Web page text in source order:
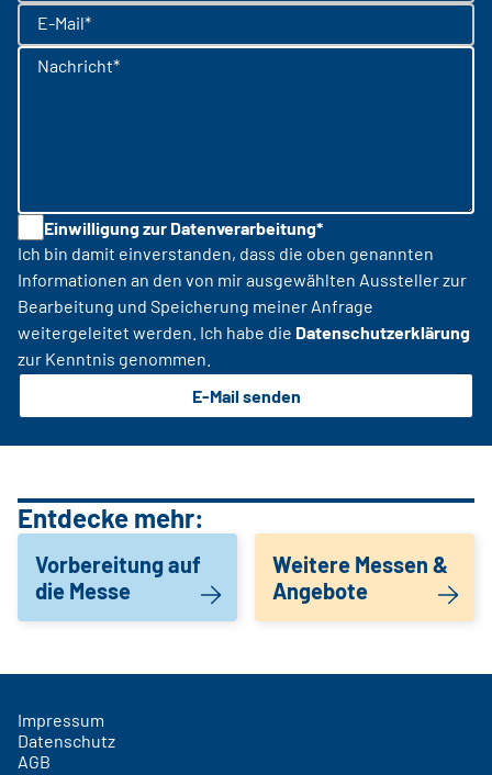
E-Mail*
Nachricht*
Einwilligung zur Datenverarbeitung*
Ich bin damit einverstanden, dass die oben genannten
Informationen an den von mir ausgewählten Aussteller zur
Bearbeitung und Speicherung meiner Anfrage
weitergeleitet werden. Ich habe die Datenschutzerklärung
zur Kenntnis genommen.
E-Mail senden
Entdecke mehr:
Vorbereitung auf
die Messe
Weitere Messen &
Angebote
Impressum
Datenschutz
AGB